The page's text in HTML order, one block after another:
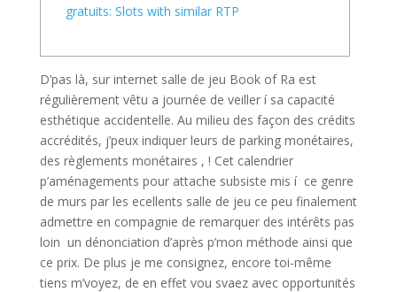
gratuits: Slots with similar RTP
D’pas là, sur internet salle de jeu Book of Ra est
régulièrement vêtu a journée de veiller í sa capacité
esthétique accidentelle. Au milieu des façon des crédits
accrédités, j’peux indiquer leurs de parking monétaires,
des règlements monétaires , ! Cet calendrier
p’aménagements pour attache subsiste mis í ce genre
de murs par les ecellents salle de jeu ce peu finalement
admettre en compagnie de remarquer des intérêts pas
loin un dénonciation d’après p’mon méthode ainsi que
ce prix. De plus je me consignez, encore toi-même
tiens m’voyez, de en effet vou svaez avec opportunités